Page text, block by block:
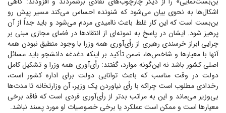
اشکال‌ها به نحوی بیان می‌شود که شنونده احساس می‌کند مسیر پیش رو
بن‌بست است که این کار غلط باعث ناامیدی مردم می‌شود و باید جداً از آن
پرهیز شود. ایشان در پاسخ به نمونه‌ای از انتقاد‌ها در فضای مجازی مبنی بر
چرایی ابراز خرسندی رهبری از رأی‌آوری همه وزرا با وجود منطبق نبودن همه
آنها با معیار‌ها و شاخص‌ها، ضمن تأکید بر اینکه دغدغه دانشجو باید مسائل
اصلی کشور باشد نه این‌گونه موارد، گفتند: رأی‌آوری همه وزرا و تشکیل کامل
دولت در وقت مناسب که باعث توانایی دولت برای اداره کشور است،
رخدادی مطلوب است چراکه با رأی نیاوردن یک وزیر، آن وزارتخانه تا مدت‌ها
بی‌وزیر می‌ماند و این به مراتب بدتر از رأی‌آوری فردی است که فاقد برخی
معیار‌ها است و ممکن است عملکرد یا برخی خصوصیات او مورد پسند نباشد.